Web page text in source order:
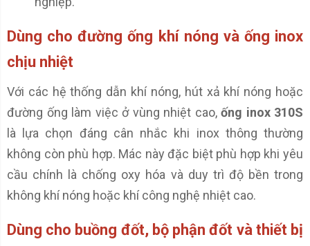
Dùng cho đường ống khí nóng và ống inox
chịu nhiệt
Với các hệ thống dẫn khí nóng, hút xả khí nóng hoặc
đường ống làm việc ở vùng nhiệt cao, ống inox 310S
là lựa chọn đáng cân nhắc khi inox thông thường
không còn phù hợp. Mác này đặc biệt phù hợp khi yêu
cầu chính là chống oxy hóa và duy trì độ bền trong
không khí nóng hoặc khí công nghệ nhiệt cao.
Dùng cho buồng đốt, bộ phận đốt và thiết bị